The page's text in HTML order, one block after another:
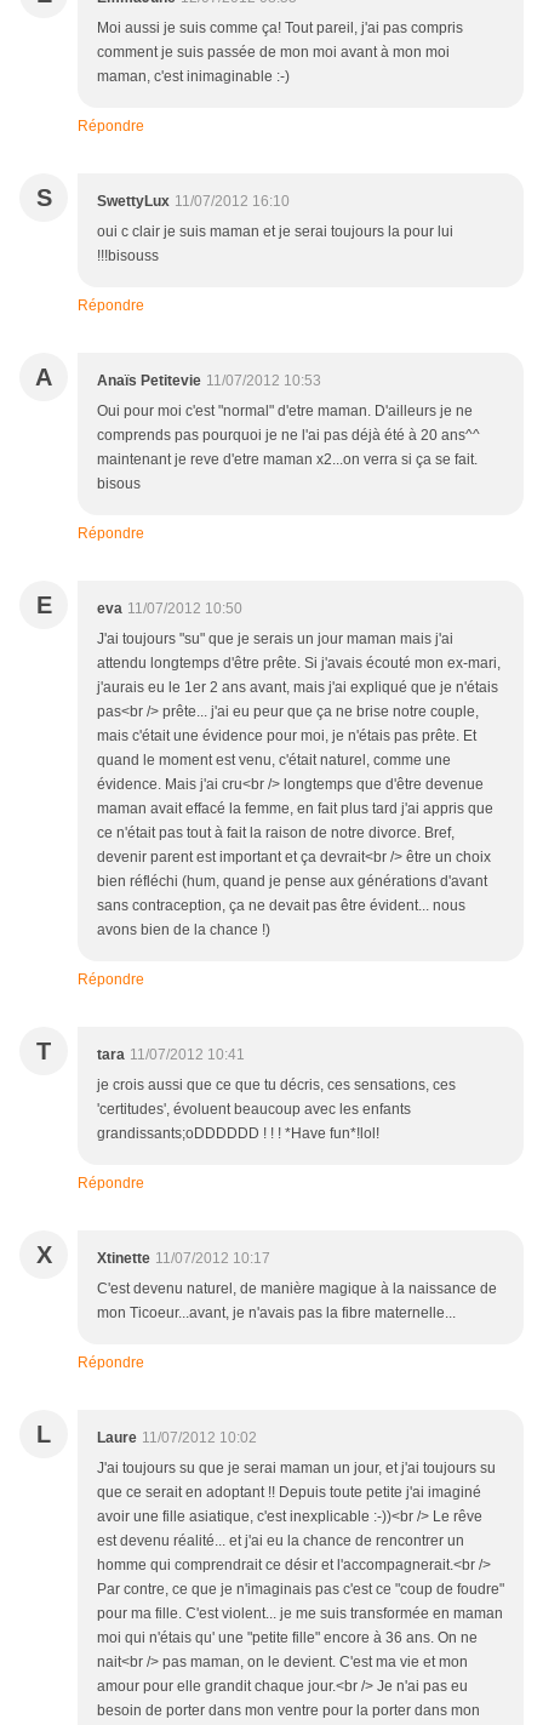
Moi aussi je suis comme ça! Tout pareil, j'ai pas compris
comment je suis passée de mon moi avant à mon moi
maman, c'est inimaginable :-)
Répondre
S SwettyLux 11/07/2012 16:10
oui c clair je suis maman et je serai toujours la pour lui
!!!bisouss
Répondre
A Anaïs Petitevie 11/07/2012 10:53
Oui pour moi c'est "normal" d'etre maman. D'ailleurs je ne
comprends pas pourquoi je ne l'ai pas déjà été à 20 ans^^
maintenant je reve d'etre maman x2...on verra si ça se fait.
bisous
Répondre
E eva 11/07/2012 10:50
J'ai toujours "su" que je serais un jour maman mais j'ai
attendu longtemps d'être prête. Si j'avais écouté mon ex-mari,
j'aurais eu le 1er 2 ans avant, mais j'ai expliqué que je n'étais
pas<br /> prête... j'ai eu peur que ça ne brise notre couple,
mais c'était une évidence pour moi, je n'étais pas prête. Et
quand le moment est venu, c'était naturel, comme une
évidence. Mais j'ai cru<br /> longtemps que d'être devenue
maman avait effacé la femme, en fait plus tard j'ai appris que
ce n'était pas tout à fait la raison de notre divorce. Bref,
devenir parent est important et ça devrait<br /> être un choix
bien réfléchi (hum, quand je pense aux générations d'avant
sans contraception, ça ne devait pas être évident... nous
avons bien de la chance !)
Répondre
T tara 11/07/2012 10:41
je crois aussi que ce que tu décris, ces sensations, ces
'certitudes', évoluent beaucoup avec les enfants
grandissants;oDDDDDD ! ! ! *Have fun*!lol!
Répondre
X Xtinette 11/07/2012 10:17
C'est devenu naturel, de manière magique à la naissance de
mon Ticoeur...avant, je n'avais pas la fibre maternelle...
Répondre
L Laure 11/07/2012 10:02
J'ai toujours su que je serai maman un jour, et j'ai toujours su
que ce serait en adoptant !! Depuis toute petite j'ai imaginé
avoir une fille asiatique, c'est inexplicable :-))<br /> Le rêve
est devenu réalité... et j'ai eu la chance de rencontrer un
homme qui comprendrait ce désir et l'accompagnerait.<br />
Par contre, ce que je n'imaginais pas c'est ce "coup de foudre"
pour ma fille. C'est violent... je me suis transformée en maman
moi qui n'étais qu' une "petite fille" encore à 36 ans. On ne
nait<br /> pas maman, on le devient. C'est ma vie et mon
amour pour elle grandit chaque jour.<br /> Je n'ai pas eu
besoin de porter dans mon ventre pour la porter dans mon